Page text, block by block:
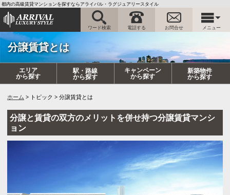
都内の高級賃貸マンションを探すならアライバル・ラグジュアリースタイル
ワード検索 電話する お問合せ メニュー
分譲賃貸とは
エリア
から探す
駅・路線
から探す
キャンペーン
から探す
新築物件
から探す
ホーム トピック 分譲賃貸とは
分譲と賃貸の双方のメリットを併せ持つ分譲賃貸マンシ
ョン